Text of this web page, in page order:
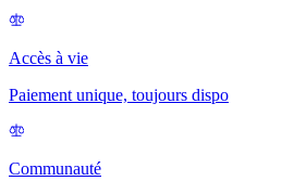
Accès à vie
Paiement unique, toujours dispo
Communauté